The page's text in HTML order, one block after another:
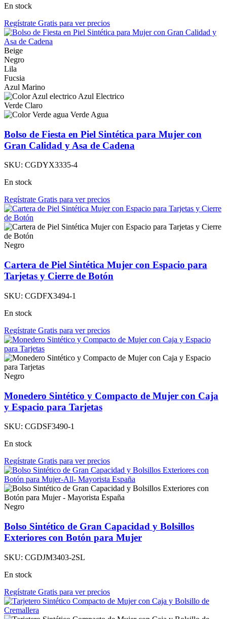
En stock
Regístrate Gratis para ver precios
Beige
Negro
Lila
Fucsia
Azul Marino
Azul Electrico
Verde Claro
Verde Agua
Bolso de Fiesta en Piel Sintética para Mujer con
Gran Calidad y Asa de Cadena
SKU: CGDYX3335-4
En stock
Regístrate Gratis para ver precios
Negro
Cartera de Piel Sintética Mujer con Espacio para
Tarjetas y Cierre de Botón
SKU: CGDFX3494-1
En stock
Regístrate Gratis para ver precios
Negro
Monedero Sintético y Compacto de Mujer con Caja
y Espacio para Tarjetas
SKU: CGDSF3490-1
En stock
Regístrate Gratis para ver precios
Negro
Bolso Sintético de Gran Capacidad y Bolsillos
Exteriores con Botón para Mujer
SKU: CGDJM3403-2SL
En stock
Regístrate Gratis para ver precios